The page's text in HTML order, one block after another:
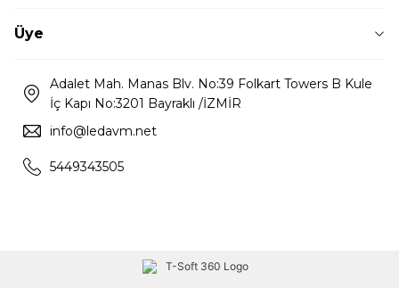
Üye
Adalet Mah. Manas Blv. No:39 Folkart Towers B Kule
İç Kapı No:3201 Bayraklı /İZMİR
info@ledavm.net
5449343505